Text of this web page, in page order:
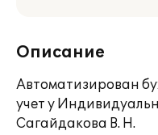
Описание
Автоматизирован
учет у
Сагайдакова В. Н.